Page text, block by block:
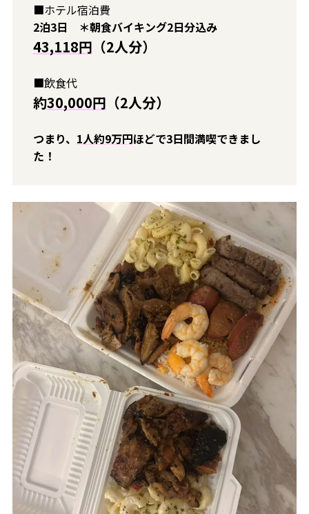
■ホテル宿泊費
2泊3日 ＊朝食バイキング2日分込み
43,118円 （2人分）
■飲食代
約30,000円 （2人分）
つまり、 1人約9万円ほどで3日間満喫できまし
た！